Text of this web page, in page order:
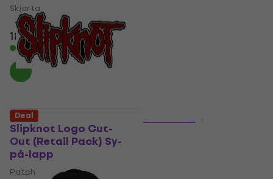
Skjorta
4,8/5
185 kr 210 kr
- 12 %
I lager för E-shop
Slipknot Logo Cut-
Out (Retail Pack) Sy-
på-lapp
Patch / Badge
Deal